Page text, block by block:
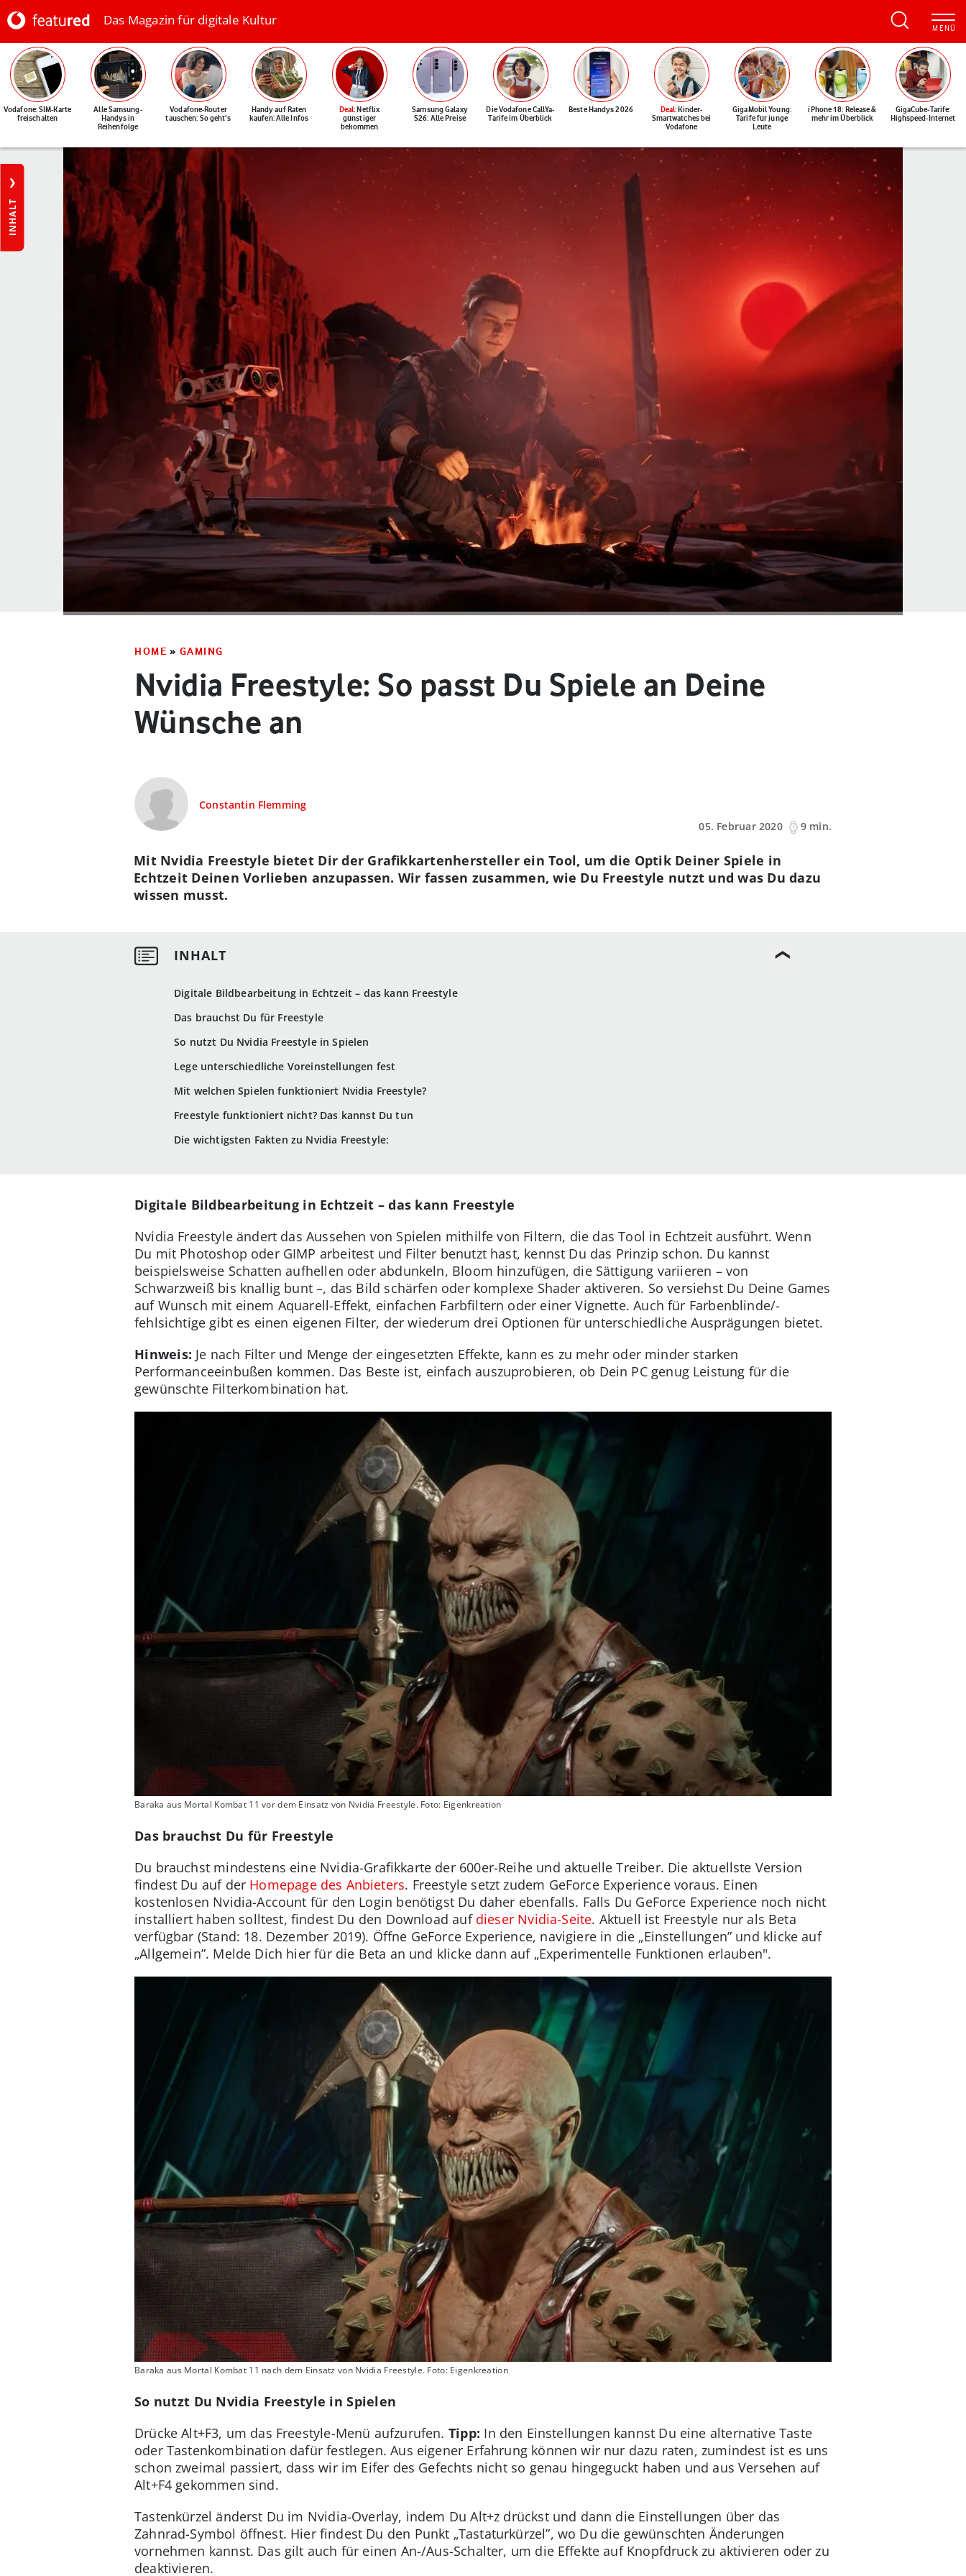
Das Magazin für digitale Kultur
Vodafone: SIM-Karte
freischalten
Alle Samsung-
Handys in
Reihenfolge
Vodafone-Router
tauschen: So geht's
Handy auf Raten
kaufen: Alle Infos
Deal: Netflix
günstiger
bekommen
Samsung Galaxy
S26: Alle Preise
Die Vodafone CallYa-
Tarife im Überblick
Beste Handys 2026 Deal: Kinder-
Smartwatches bei
Vodafone
GigaMobil Young:
Tarife für junge
Leute
iPhone 18: Release &
mehr im Überblick
GigaCube-Tarife:
Highspeed-Internet
INHALT
HOME » GAMING
Nvidia Freestyle: So passt Du Spiele an Deine
Wünsche an
Constantin Flemming
05. Februar 2020
9 min.
Digitale Bildbearbeitung in Echtzeit – das kann Freestyle
Das brauchst Du für Freestyle
So nutzt Du Nvidia Freestyle in Spielen
Lege unterschiedliche Voreinstellungen fest
Mit welchen Spielen funktioniert Nvidia Freestyle?
Freestyle funktioniert nicht? Das kannst Du tun
Die wichtigsten Fakten zu Nvidia Freestyle:
Mit Nvidia Freestyle bietet Dir der Grafikkartenhersteller ein Tool, um die Optik Deiner Spiele in
Echtzeit Deinen Vorlieben anzupassen. Wir fassen zusammen, wie Du Freestyle nutzt und was Du dazu
wissen musst.
Digitale Bildbearbeitung in Echtzeit – das kann Freestyle
Nvidia Freestyle ändert das Aussehen von Spielen mithilfe von Filtern, die das Tool in Echtzeit ausführt. Wenn
Du mit Photoshop oder GIMP arbeitest und Filter benutzt hast, kennst Du das Prinzip schon. Du kannst
beispielsweise Schatten aufhellen oder abdunkeln, Bloom hinzufügen, die Sättigung variieren – von
Schwarzweiß bis knallig bunt –, das Bild schärfen oder komplexe Shader aktiveren. So versiehst Du Deine Games
auf Wunsch mit einem Aquarell-Effekt, einfachen Farbfiltern oder einer Vignette. Auch für Farbenblinde/-
fehlsichtige gibt es einen eigenen Filter, der wiederum drei Optionen für unterschiedliche Ausprägungen bietet.
Hinweis: Je nach Filter und Menge der eingesetzten Effekte, kann es zu mehr oder minder starken
Performanceeinbußen kommen. Das Beste ist, einfach auszuprobieren, ob Dein PC genug Leistung für die
gewünschte Filterkombination hat.
Baraka aus Mortal Kombat 11 vor dem Einsatz von Nvidia Freestyle. Foto: Eigenkreation
Das brauchst Du für Freestyle
Du brauchst mindestens eine Nvidia-Grafikkarte der 600er-Reihe und aktuelle Treiber. Die aktuellste Version
findest Du auf der Homepage des Anbieters. Freestyle setzt zudem GeForce Experience voraus. Einen
kostenlosen Nvidia-Account für den Login benötigst Du daher ebenfalls. Falls Du GeForce Experience noch nicht
installiert haben solltest, findest Du den Download auf dieser Nvidia-Seite. Aktuell ist Freestyle nur als Beta
verfügbar (Stand: 18. Dezember 2019). Öffne GeForce Experience, navigiere in die „Einstellungen” und klicke auf
„Allgemein”. Melde Dich hier für die Beta an und klicke dann auf „Experimentelle Funktionen erlauben".
Baraka aus Mortal Kombat 11 nach dem Einsatz von Nvidia Freestyle. Foto: Eigenkreation
So nutzt Du Nvidia Freestyle in Spielen
Drücke Alt+F3, um das Freestyle-Menü aufzurufen. Tipp: In den Einstellungen kannst Du eine alternative Taste
oder Tastenkombination dafür festlegen. Aus eigener Erfahrung können wir nur dazu raten, zumindest ist es uns
schon zweimal passiert, dass wir im Eifer des Gefechts nicht so genau hingeguckt haben und aus Versehen auf
Alt+F4 gekommen sind.
Tastenkürzel änderst Du im Nvidia-Overlay, indem Du Alt+z drückst und dann die Einstellungen über das
Zahnrad-Symbol öffnest. Hier findest Du den Punkt „Tastaturkürzel”, wo Du die gewünschten Änderungen
vornehmen kannst. Das gilt auch für einen An-/Aus-Schalter, um die Effekte auf Knopfdruck zu aktivieren oder zu
deaktivieren.